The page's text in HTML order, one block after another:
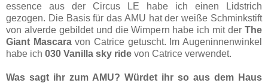
essence aus der Circus LE habe ich einen Lidstrich
gezogen. Die Basis für das AMU hat der weiße Schminkstift
von alverde gebildet und die Wimpern habe ich mit der The
Giant Mascaravon Catrice getuscht. Im Augeninnenwinkel
habe ich 030 Vanilla sky ride von Catrice verwendet.
Was sagt ihr zum AMU? Würdet ihr so aus dem Haus